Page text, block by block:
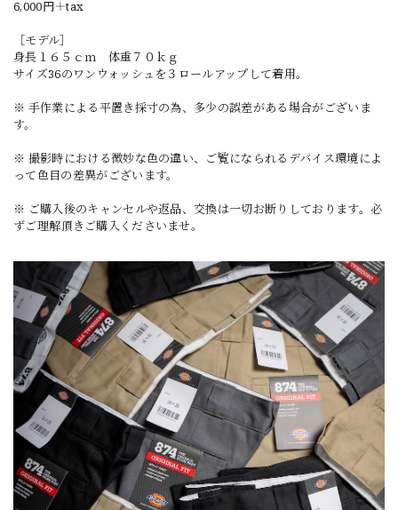
6,000円＋tax
［モデル］
身長１６５ｃｍ 体重７０ｋｇ
サイズ36のワンウォッシュを３ロールアップして着用。
※ 手作業による平置き採寸の為、多少の誤差がある場合がございま
す。
※ 撮影時における微妙な色の違い、ご覧になられるデバイス環境によ
って色目の差異がございます。
※ ご購入後のキャンセルや返品、交換は一切お断りしております。必
ずご理解頂きご購入くださいませ。